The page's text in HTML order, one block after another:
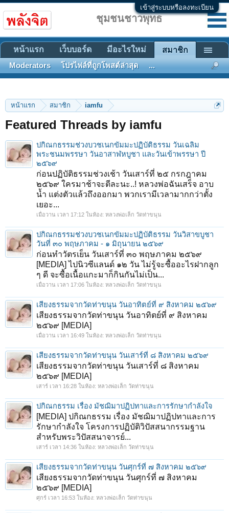
เข้าสู่ระบบหรือลงทะเบียน
หน้าแรก สมาชิก iamfu
Featured Threads by iamfu
ปกิณกธรรมช่วงบวชเนกขัมมะปฏิบัติธรรม วันเฉลิม
พระชนมพรรษา วันอาสาฬหบูชา และวันเข้าพรรษา ปี
๒๕๖๙
ก่อนปฏิบัติธรรมช่วงเช้า วันเสาร์ที่ ๒๕ กรกฎาคม
๒๕๖๙ ใครมาช้าจะตีละนะ..! หลวงพ่อฉันเสร็จ อาบ
น้ำ แต่งตัวแล้วถึงออกมา พวกเรามีเวลามากกว่าตั้ง
เยอะ...
เมื่อวาน เวลา 17:12 ในห้อง: หลวงพ่อเล็ก วัดท่าขนุน
ปกิณกธรรมช่วงบวชเนกขัมมะปฏิบัติธรรม วันวิสาขบูชา
วันที่ ๓๐ พฤษภาคม - ๑ มิถุนายน ๒๕๖๙
ก่อนทำวัตรเย็น วันเสาร์ที่ ๓๐ พฤษภาคม ๒๕๖๙
[MEDIA] ไปนิวซีแลนด์ ๑๒ วัน ไม่รู้จะซื้ออะไรฝากลูก
ๆ ดี จะซื้อเนื้อแกะมาก็กินกันไม่เป็น...
เมื่อวาน เวลา 17:06 ในห้อง: หลวงพ่อเล็ก วัดท่าขนุน
เสียงธรรมจากวัดท่าขนุน วันอาทิตย์ที่ ๙ สิงหาคม ๒๕๖๙
เสียงธรรมจากวัดท่าขนุน วันอาทิตย์ที่ ๙ สิงหาคม
๒๕๖๙ [MEDIA]
เมื่อวาน เวลา 16:49 ในห้อง: หลวงพ่อเล็ก วัดท่าขนุน
เสียงธรรมจากวัดท่าขนุน วันเสาร์ที่ ๘ สิงหาคม ๒๕๖๙
เสียงธรรมจากวัดท่าขนุน วันเสาร์ที่ ๘ สิงหาคม
๒๕๖๙ [MEDIA]
เสาร์ เวลา 16:28 ในห้อง: หลวงพ่อเล็ก วัดท่าขนุน
ปกิณกธรรม เรื่อง มัชฌิมาปฏิปทาและการรักษากำลังใจ
[MEDIA] ปกิณกธรรม เรื่อง มัชฌิมาปฏิปทาและการ
รักษากำลังใจ โครงการปฏิบัติวิปัสสนากรรมฐาน
สำหรับพระวิปัสสนาจารย์...
เสาร์ เวลา 14:36 ในห้อง: หลวงพ่อเล็ก วัดท่าขนุน
เสียงธรรมจากวัดท่าขนุน วันศุกร์ที่ ๗ สิงหาคม ๒๕๖๙
เสียงธรรมจากวัดท่าขนุน วันศุกร์ที่ ๗ สิงหาคม
๒๕๖๙ [MEDIA]
ศุกร์ เวลา 16:53 ในห้อง: หลวงพ่อเล็ก วัดท่าขนุน
ชุมชนชาวพุทธ
หน้าแรก เว็บบอร์ด มีอะไรใหม่ สมาชิก
Moderators โปรไฟล์ที่ถูกโพสต์ล่าสุด ...